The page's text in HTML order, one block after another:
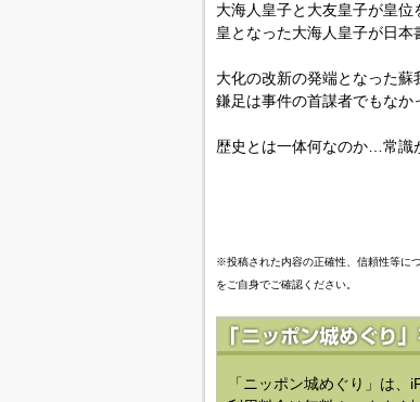
大海人皇子と大友皇子が皇位
皇となった大海人皇子が日
大化の改新の発端となった
鎌足は事件の首謀者でもなか
歴史とは一体何なのか…常識
※投稿された内容の正確性、信頼性等に
をご自身でご確認ください。
「ニッポン城めぐり」は、